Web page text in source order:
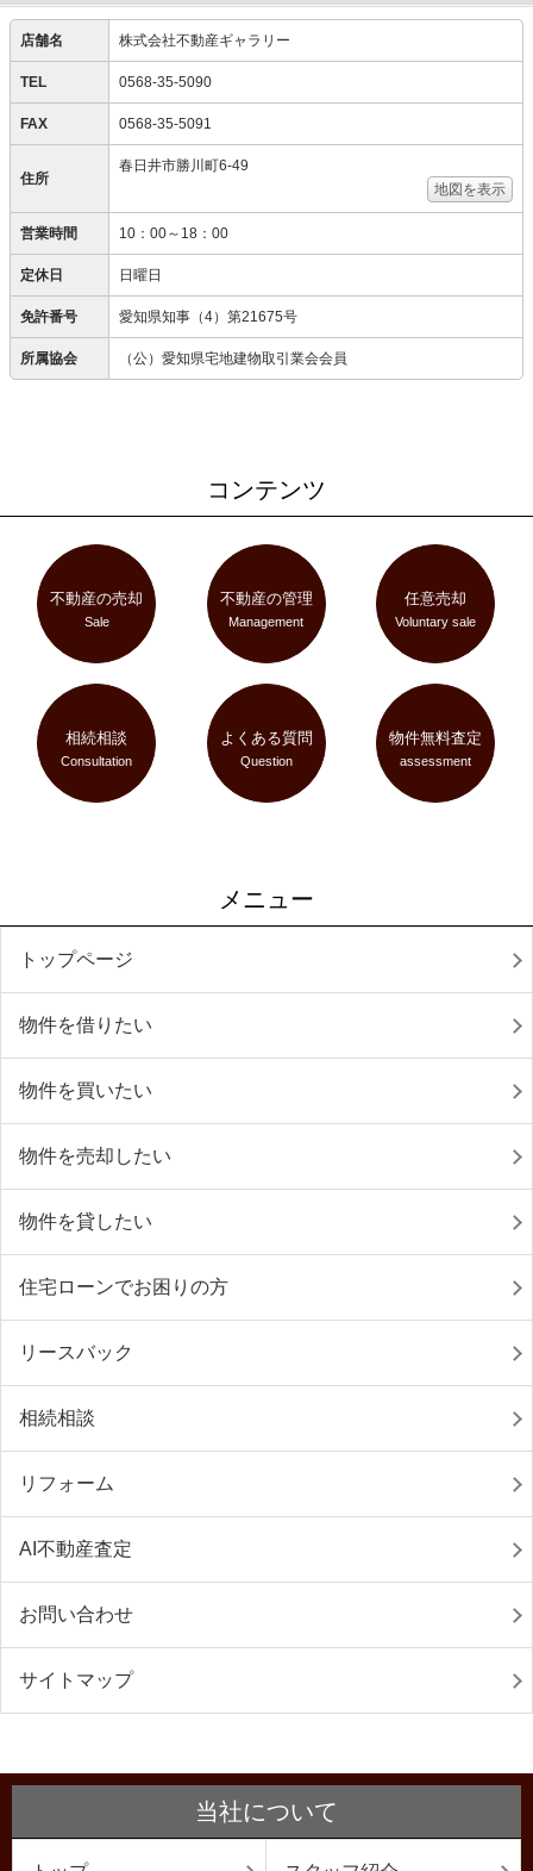
店舗名 株式会社不動産ギャラリー
TEL 0568-35-5090
FAX 0568-35-5091
住所
春日井市勝川町6-49
地図を表示
営業時間 10：00～18：00
定休日 日曜日
免許番号 愛知県知事（4）第21675号
所属協会 （公）愛知県宅地建物取引業会会員
コンテンツ
不動産の売却
Sale
不動産の管理
Management
任意売却
Voluntary sale
相続相談
Consultation
よくある質問
Question
物件無料査定
assessment
メニュー
トップページ
物件を借りたい
物件を買いたい
物件を売却したい
物件を貸したい
住宅ローンでお困りの方
リースバック
相続相談
リフォーム
AI不動産査定
お問い合わせ
サイトマップ
当社について